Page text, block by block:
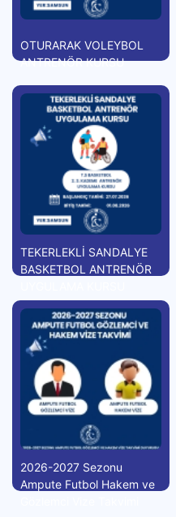
OTURARAK VOLEYBOL
ANTRENÖR KURSU
TEKERLEKLİ SANDALYE
BASKETBOL ANTRENÖR
2026-2027 Sezonu
Ampute Futbol Hakem ve